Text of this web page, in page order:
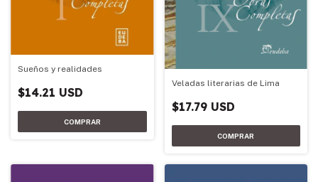
Sueños y realidades
$14.21 USD
Veladas literarias de Lima
$17.79 USD